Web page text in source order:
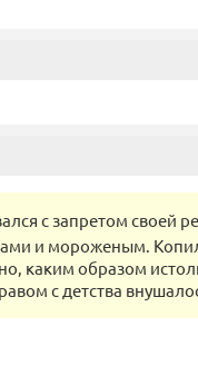
с запретом своей
и мороженым.
каким образом
с детства